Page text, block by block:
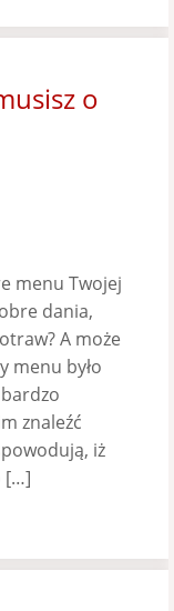
o
menu Twojej
dania,
A może
menu było
znaleźć
iż
[…]